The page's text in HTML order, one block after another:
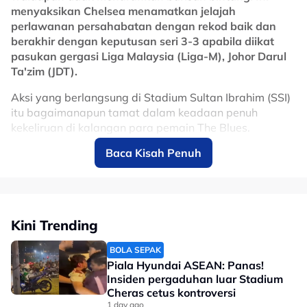
untuk tiga atau empat bulan."
No node context available.
Related Topics
menyaksikan Chelsea menamatkan jelajah
perlawanan persahabatan dengan rekod baik dan
berakhir dengan keputusan seri 3-3 apabila diikat
pasukan gergasi Liga Malaysia (Liga-M), Johor Darul
Ta'zim (JDT).
Aksi yang berlangsung di Stadium Sultan Ibrahim (SSI)
itu bagaimanapun tamat dalam keadaan penuh
kekeliruan di kalangan para pemain The Blues.
Jaringan sendiri yang dihasilkan Antonio Glauder yang
tertampan bola tanpa sengaja pada minit ke-89 telah
Our final pre-season tour fixture ends
level. 🇲🇾⏹️pic.twitter.com/PBDe3kY3BI
— Chelsea FC (@ChelseaFC)August 9,
Baca Kisah Penuh
Kini Trending
BOLA SEPAK
Piala Hyundai ASEAN: Panas!
Insiden pergaduhan luar Stadium
Cheras cetus kontroversi
1 day ago